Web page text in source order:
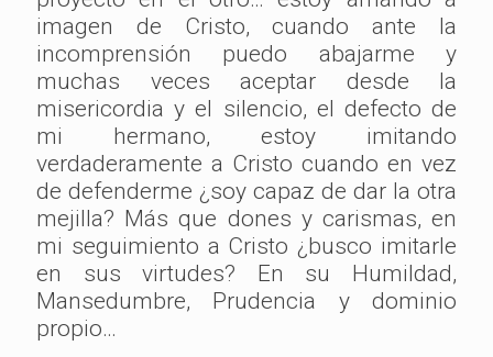
imagen de Cristo, cuando ante la
incomprensión puedo abajarme y
muchas veces aceptar desde la
misericordia y el silencio, el defecto de
mi hermano, estoy imitando
verdaderamente a Cristo cuando en vez
de defenderme ¿soy capaz de dar la otra
mejilla? Más que dones y carismas, en
mi seguimiento a Cristo ¿busco imitarle
en sus virtudes? En su Humildad,
Mansedumbre, Prudencia y dominio
propio…